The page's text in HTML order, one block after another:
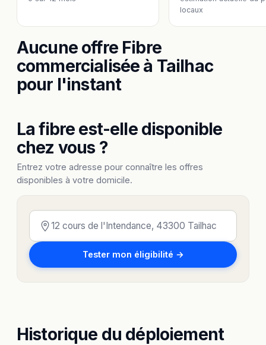
locaux
Aucune offre Fibre
commercialisée à Tailhac
pour l'instant
La fibre est-elle disponible
chez vous ?
Entrez votre adresse pour connaître les offres
disponibles à votre domicile.
Tester mon éligibilité →
Historique du déploiement